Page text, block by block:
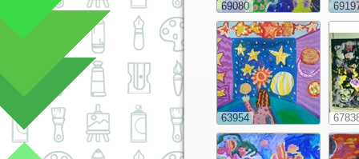
69080
63954